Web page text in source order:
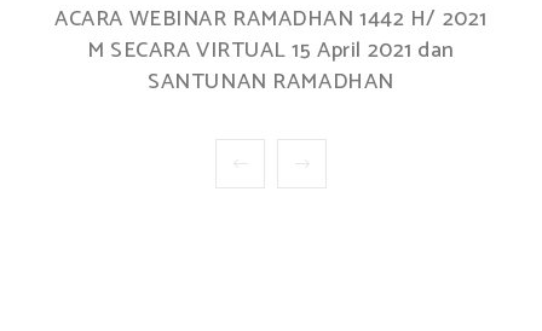
ACARA WEBINAR RAMADHAN 1442 H/ 2021
M SECARA VIRTUAL 15 April 2021 dan
SANTUNAN RAMADHAN